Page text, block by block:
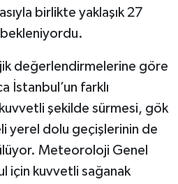
birlikte yaklaşık 27
değerlendirmelerine göre
İstanbul’un farklı
şekilde sürmesi, gök
yerel dolu geçişlerinin de
Meteoroloji Genel
için kuvvetli sağanak